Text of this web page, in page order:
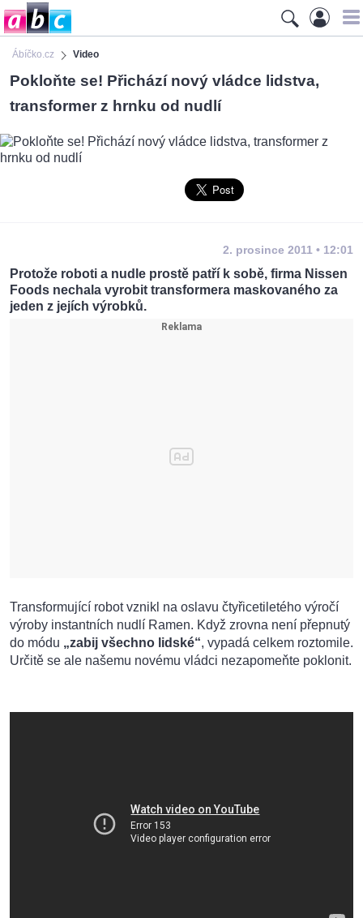
Ábíčko.cz Video
Pokloňte se! Přichází nový vládce lidstva,
transformer z hrnku od nudlí
2. prosince 2011 • 12:01
Protože roboti a nudle prostě patří k sobě, firma Nissen
Foods nechala vyrobit transformera maskovaného za
jeden z jejích výrobků.
Transformující robot vznikl na oslavu čtyřicetiletého výročí
výroby instantních nudlí Ramen. Když zrovna není přepnutý
do módu „zabij všechno lidské“, vypadá celkem roztomile.
Určitě se ale našemu novému vládci nezapomeňte poklonit.